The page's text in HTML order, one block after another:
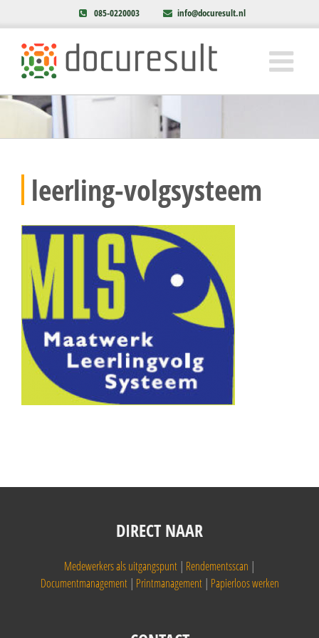
085-0220003 info@docuresult.nl
leerling-volgsysteem
DIRECT NAAR
Medewerkers als uitgangspunt | Rendementsscan |
Documentmanagement| Printmanagement| Papierloos werken